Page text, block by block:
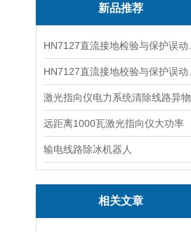
新品推荐
激光指向仪电力系统清除线路异物
远距离1000瓦激光指向仪大功率
输电线路除冰机器人
相关文章